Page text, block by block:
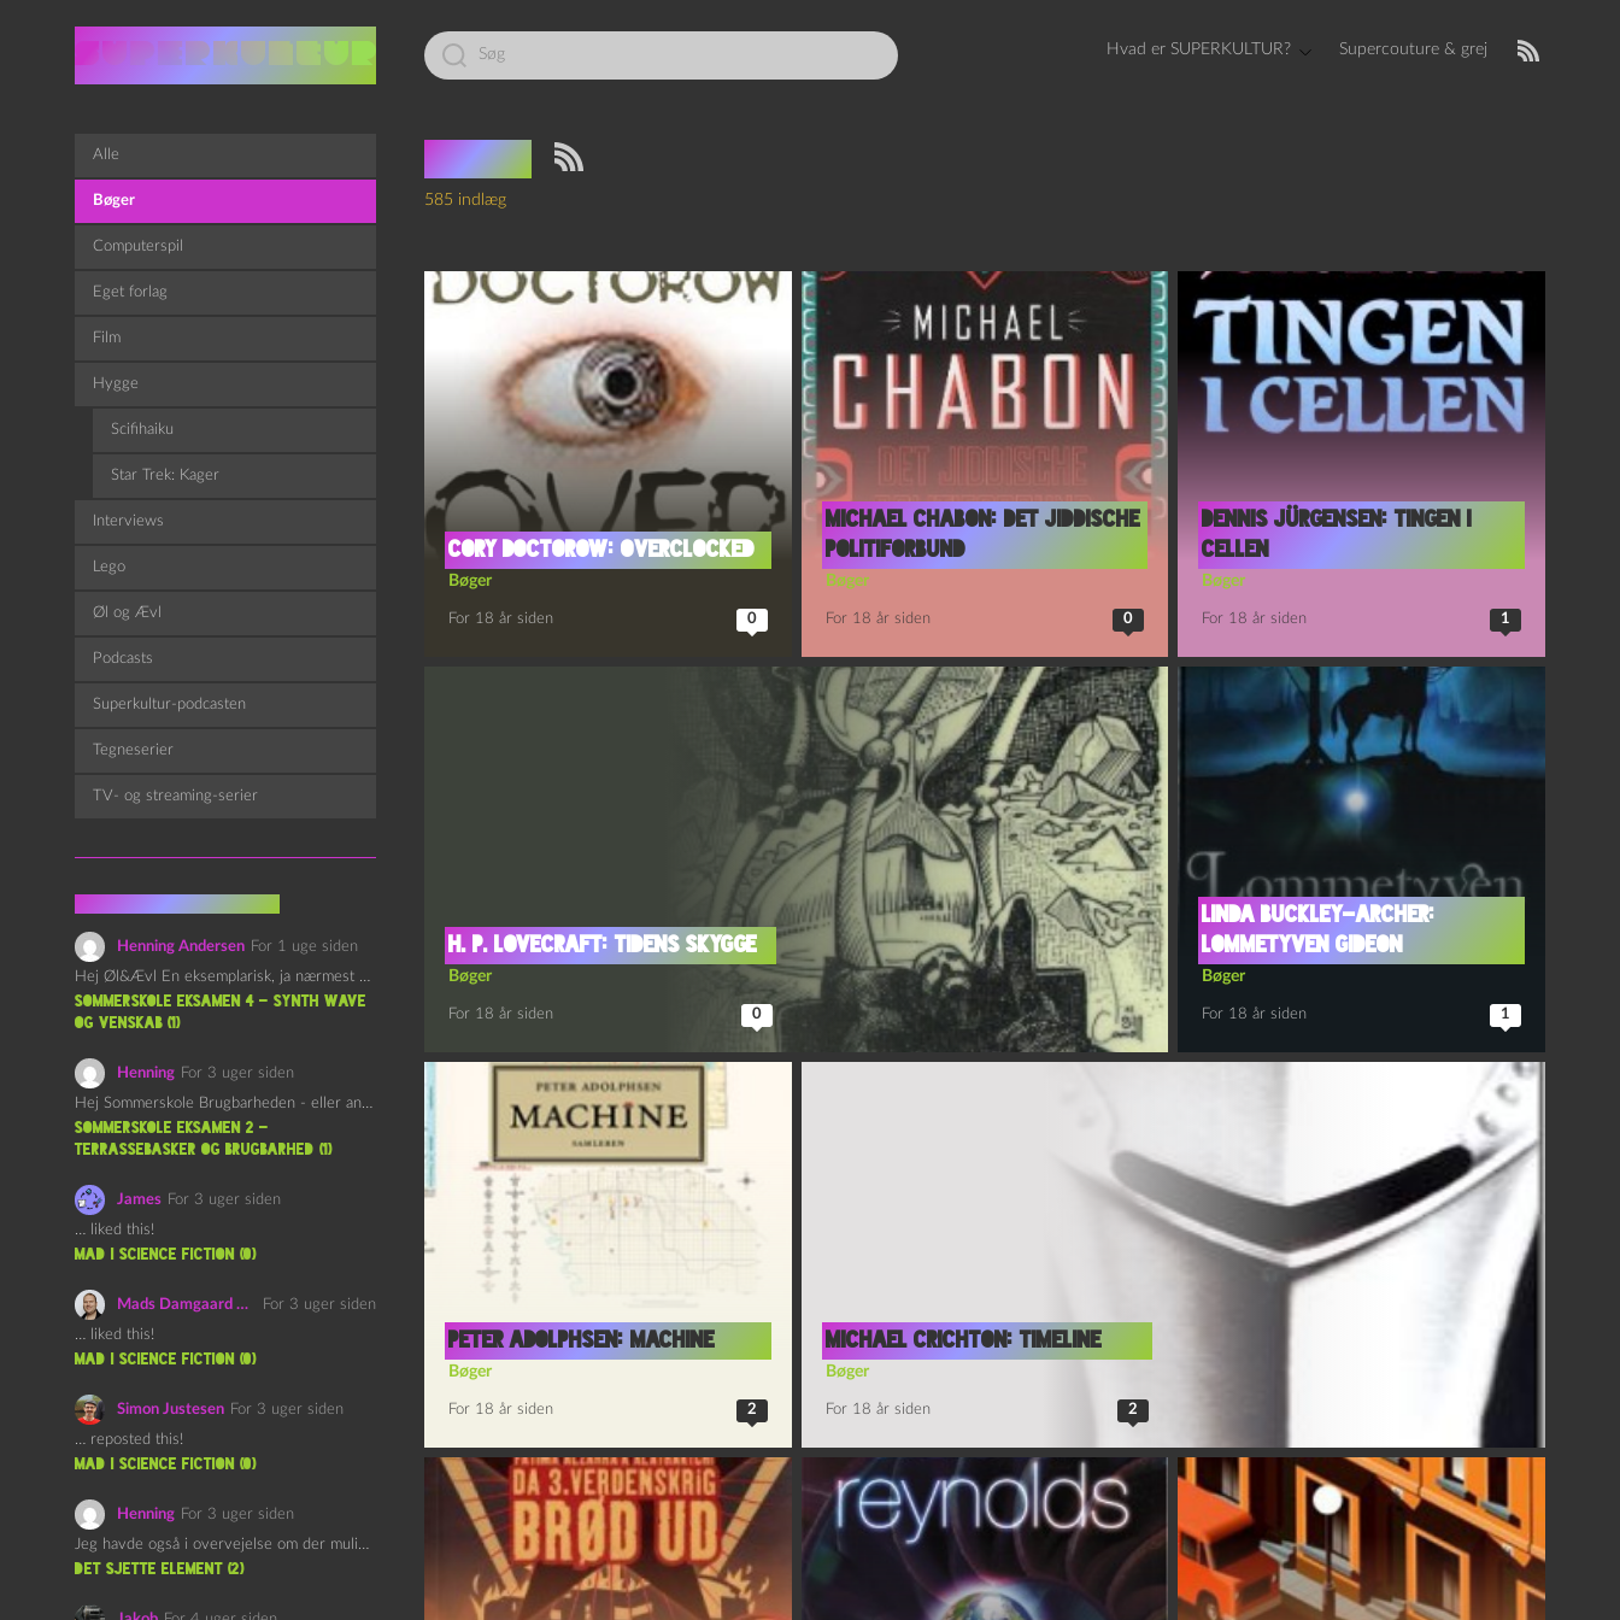
Led
efter:
Hvad er SUPERKULTUR? Supercouture & grej
Bøger
585 indlæg
Cory Doctorow: Overclocked
Bøger
For 18 år siden 0
Michael Chabon: Det jiddische
politiforbund
Bøger
For 18 år siden 0
Dennis Jürgensen: Tingen i
cellen
Bøger
For 18 år siden 1
H. P. Lovecraft: Tidens skygge
Bøger
For 18 år siden 0
Linda Buckley-Archer:
Lommetyven Gideon
Bøger
For 18 år siden 1
Peter Adolphsen: Machine
Bøger
For 18 år siden 2
Michael Crichton: Timeline
Bøger
For 18 år siden 2
Alle
Bøger
Computerspil
Eget forlag
Film
Hygge
Scifihaiku
Star Trek: Kager
Interviews
Lego
Øl og Ævl
Podcasts
Superkultur-podcasten
Tegneserier
TV- og streaming-serier
Henning Andersen For 1 uge siden
Hej Øl&Ævl En eksemplarisk, ja nærmest yndefuld, afslutning på SOMMERSKOLEN.…
Sommerskole Eksamen 4 – Synth Wave
og Venskab (1)
Henning For 3 uger siden
Hej Sommerskole Brugbarheden - eller anvendeligheden - af "Øl&Ævl" er…
Sommerskole Eksamen 2 –
Terrassebasker og Brugbarhed (1)
James For 3 uger siden
… liked this!
mad i science fiction (0)
Mads Damgaard Mortensen (Å)
For 3 uger siden
… liked this!
mad i science fiction (0)
Simon Justesen For 3 uger siden
… reposted this!
mad i science fiction (0)
Henning For 3 uger siden
Jeg havde også i overvejelse om der muligvis kunne være…
det sjette element (2)